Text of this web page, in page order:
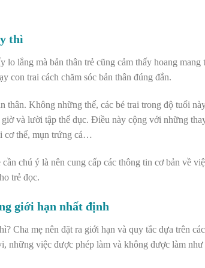
thì
lắng mà bản thân trẻ cũng cảm thấy hoang
con trai cách chăm sóc bản thân đúng đắn.
thân. Không những thế, các bé trai trong độ tuổi
và lười tập thể dục. Điều này cộng với những
cơ thể, mụn trứng cá…
chú ý là nên cung cấp các thông tin cơ bản về
trẻ đọc.
giới hạn nhất định
Cha mẹ nên đặt ra giới hạn và quy tắc dựa trên
những việc được phép làm và không được làm